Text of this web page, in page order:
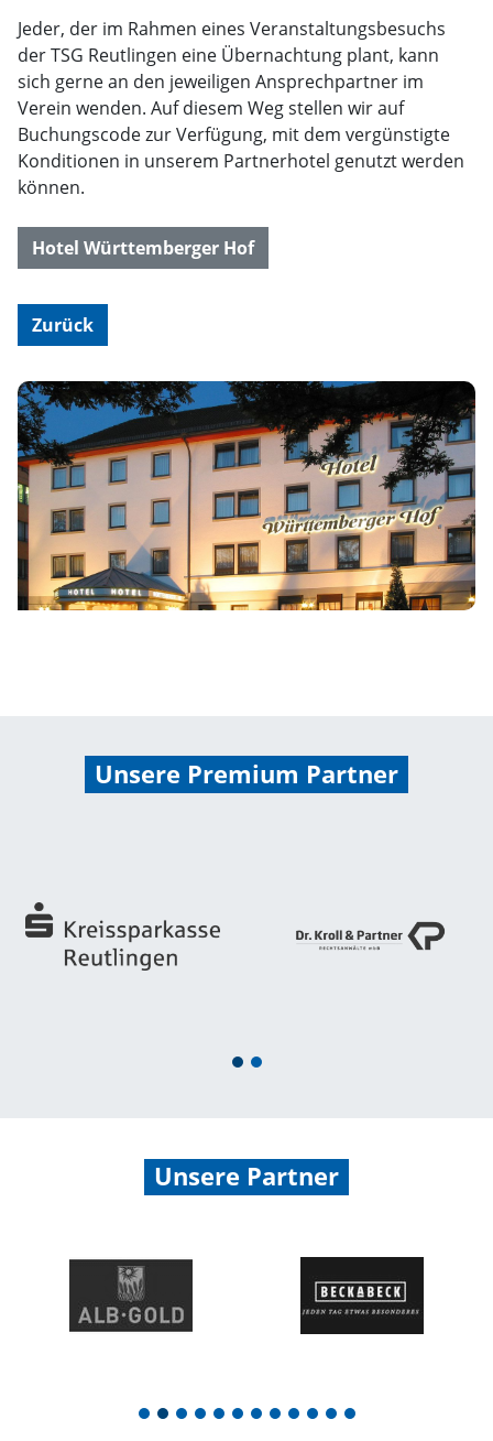
Jeder, der im Rahmen eines Veranstaltungsbesuchs
der TSG Reutlingen eine Übernachtung plant, kann
sich gerne an den jeweiligen Ansprechpartner im
Verein wenden. Auf diesem Weg stellen wir auf
Buchungscode zur Verfügung, mit dem vergünstigte
Konditionen in unserem Partnerhotel genutzt werden
können.
Hotel Württemberger Hof
Zurück
Unsere Premium Partner
1 2
Unsere Partner
1 2 3 4 5 6 7 8 9 101112